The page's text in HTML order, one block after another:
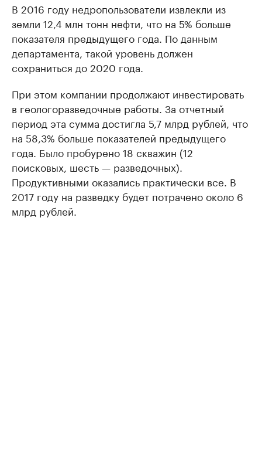
В 2016 году недропользователи извлекли из
земли 12,4 млн тонн нефти, что на 5% больше
показателя предыдущего года. По данным
департамента, такой уровень должен
сохраниться до 2020 года.
При этом компании продолжают инвестировать
в геологоразведочные работы. За отчетный
период эта сумма достигла 5,7 млрд рублей, что
на 58,3% больше показателей предыдущего
года. Было пробурено 18 скважин (12
поисковых, шесть — разведочных).
Продуктивными оказались практически все. ​В
2017 году на разведку будет потрачено около 6
млрд рублей.